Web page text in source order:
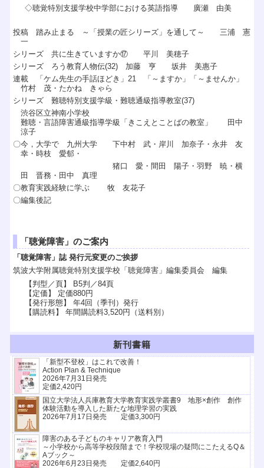
◇聴覚特別支援学校中学部における英語指導 廣瀬 由美
投稿 踏み止まる ～「授業の匠シリーズ」を通して～ 三浦 憲
一
シリーズ 共に生きていますか⑰ 平川 美穂子
シリーズ ろう教育人物伝(32) 加藤 亨 坂井 美惠子
連載 「ケム先生の手話ほどき」21 「～ますか」「～ませんか」
竹村 茂・たかね きゃら
シリーズ 難聴特別支援学級・難聴通級指導教室(37)
渋谷区立神南小学校
難聴・言語障害通級指導学級「きこえとことばの教室」 田中
涼子
〇今，大学で 九州大学 下中村 武・岸川 加奈子・永井 友
幸・時枝 愛郁・
猪口 愛・間田 陽子・羽野 暁・横
田 晋務・田中 真理
〇教育実践経験に学ぶ 牧 友花子
〇編集後記
「聴覚障害」のご案内
「聴覚障害」誌 発行元変更のご挨拶
筑波大学附属聴覚特別支援学校「聴覚障害」編集委員会 編集
【判型／頁】 B5判／84頁
【定価】 定価880円
【発行形態】 年4回（季刊）発行
【購読料】 年間購読料3,520円（送料別）
新刊書籍
「新型不登校」はこれで改善！
Action Plan & Technique
2026年7月31日発売
定価2,420円
国立大学法人兵庫教育大学教育実践学叢書9 地形×創作 創作
体験活動を導入した新たな地理学習の実践
2026年7月17日発売 定価3,300円
障害のある子どものキャリア教育入門
～小学校から高等学校段階まで！学校現場の疑問にこたえるQ＆
Aブック～
2026年6月23日発売 定価2,640円